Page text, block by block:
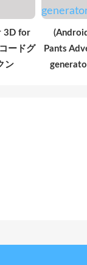
3D for
ードグ
ン
Pants